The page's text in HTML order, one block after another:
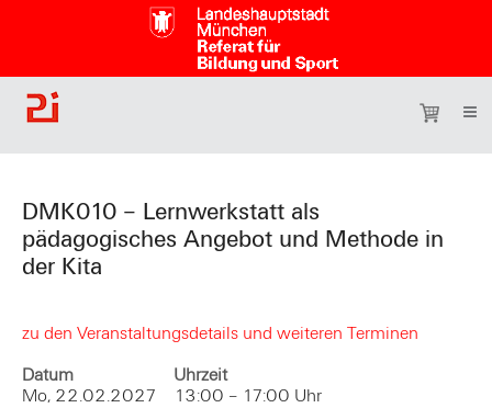
DMK010 – Lernwerkstatt als
pädagogisches Angebot und Methode in
der Kita
zu den Veranstaltungsdetails und weiteren Terminen
Datum
Uhrzeit
Mo, 22.02.2027
13:00 – 17:00 Uhr